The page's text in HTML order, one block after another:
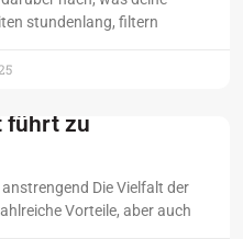
stundenlang, filtern
führt zu
Die Vielfalt der
Vorteile, aber auch